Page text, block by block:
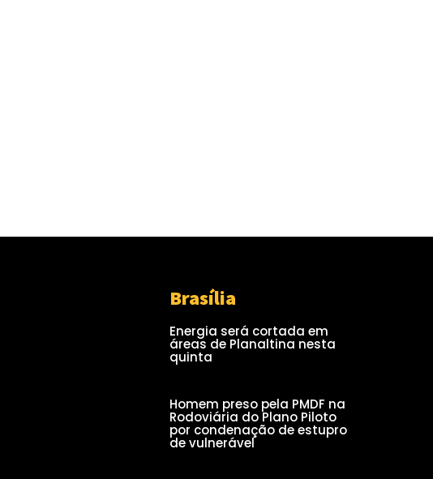
Brasília
Energia será cortada em
áreas de Planaltina nesta
quinta
Homem preso pela PMDF na
Rodoviária do Plano Piloto
por condenação de estupro
de vulnerável